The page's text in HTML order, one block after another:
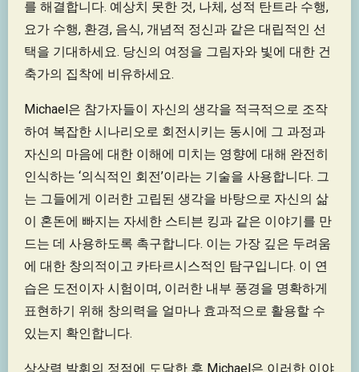
를 해결합니다. 예상치 못한 것, 나체, 성적 탄트라 수행,
요가 수행, 환경, 음식, 개념적 정신과 같은 대립적인 선
택을 기대하세요. 당신의 여정을 그림자와 빛에 대한 건
축가의 집착에 비유하세요.
Michael은 참가자들이 자신의 생각을 적극적으로 조작
하여 복잡한 시나리오로 회전시키는 동시에 그 과정과
자신의 마음에 대한 이해에 미치는 영향에 대해 완전히
인식하는 ‘의식적인 회전’이라는 기술을 사용합니다. 그
는 그들에게 이러한 고립된 생각을 바탕으로 자신의 삶
이 혼돈에 빠지는 자세한 스티븐 킹과 같은 이야기를 만
드는 데 사용하도록 촉구합니다. 이는 가장 깊은 두려움
에 대한 창의적이고 카타르시스적인 탐구입니다. 이 연
습은 도전이자 시험이며, 이러한 내부 풍경을 명확하게
표현하기 위해 창의력을 얼마나 효과적으로 활용할 수
있는지 확인합니다.
상상력 발휘의 정점에 도달한 후 Michael은 이러한 이야